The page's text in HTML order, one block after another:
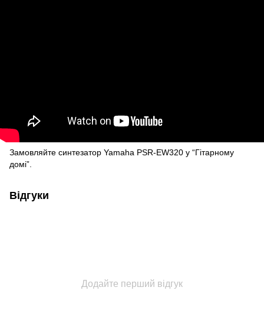
Замовляйте синтезатор Yamaha PSR-EW320 у “Гітарному
домі”.
Відгуки
Додайте перший відгук